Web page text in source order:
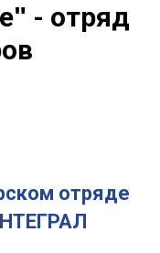
" - отряд
отряде